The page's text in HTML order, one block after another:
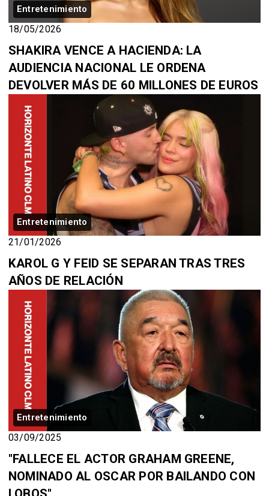
Entretenimiento
18/05/2026
SHAKIRA VENCE A HACIENDA: LA
AUDIENCIA NACIONAL LE ORDENA
DEVOLVER MÁS DE 60 MILLONES DE EUROS
Entretenimiento
21/01/2026
KAROL G Y FEID SE SEPARAN TRAS TRES
AÑOS DE RELACIÓN
Entretenimiento
03/09/2025
"FALLECE EL ACTOR GRAHAM GREENE,
NOMINADO AL OSCAR POR BAILANDO CON